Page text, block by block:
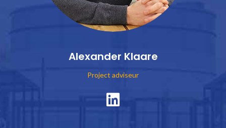
Alexander Klaare
Project adviseur